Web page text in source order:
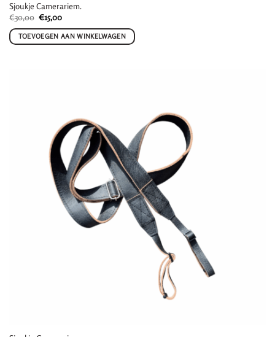
Sjoukje Camerariem.
€30,00 Oorspronkelijke
prijs
was:
€30,00.
€15,00Huidige
is:
€15,00.
TOEVOEGEN AAN WINKELWAGEN